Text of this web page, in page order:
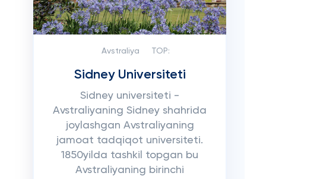
Avstraliya TOP:
Sidney Universiteti
Sidney universiteti -
Avstraliyaning Sidney shahrida
joylashgan Avstraliyaning
jamoat tadqiqot universiteti.
1850yilda tashkil topgan bu
Avstraliyaning birinchi